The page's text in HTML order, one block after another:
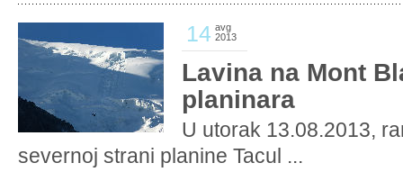
14 avg
2013
Lavina na Mont
planinara
U utorak 13.08.2013,
severnoj strani planine Tacul ...